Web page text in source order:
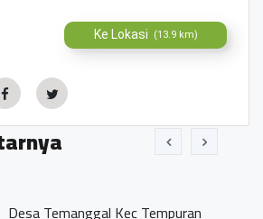
Ke Lokasi (13.9 km)
Desa Temanggal Kec Tempuran